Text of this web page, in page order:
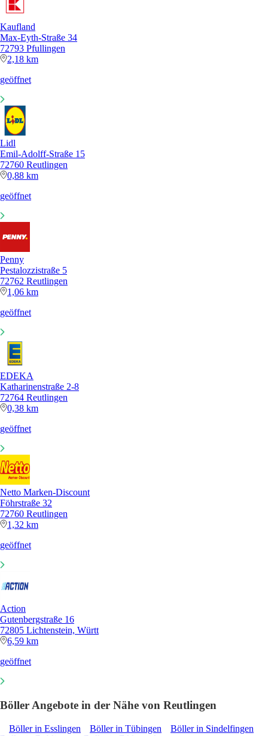
Kaufland
Max-Eyth-Straße 34
72793 Pfullingen
2,18 km
geöffnet
Lidl
Emil-Adolff-Straße 15
72760 Reutlingen
0,88 km
geöffnet
Penny
Pestalozzistraße 5
72762 Reutlingen
1,06 km
geöffnet
EDEKA
Katharinenstraße 2-8
72764 Reutlingen
0,38 km
geöffnet
Netto Marken-Discount
Föhrstraße 32
72760 Reutlingen
1,32 km
geöffnet
Action
Gutenbergstraße 16
72805 Lichtenstein, Württ
6,59 km
geöffnet
Böller Angebote in der Nähe von Reutlingen
Böller in Esslingen Böller in Tübingen
Böller in Sindelfingen